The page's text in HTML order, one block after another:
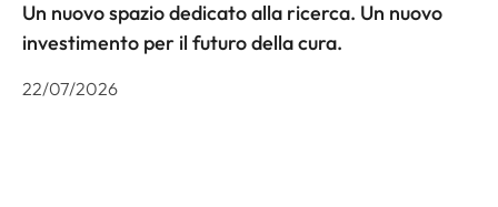
Un nuovo spazio dedicato alla ricerca. Un nuovo
investimento per il futuro della cura.
22/07/2026